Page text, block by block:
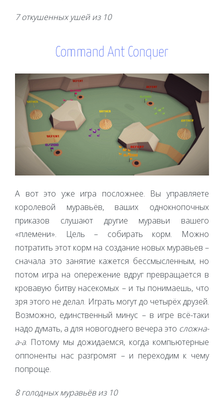
7 откушенных ушей из 10
Command Ant Conquer
А вот это уже игра посложнее. Вы управляете
королевой муравьёв, ваших однокнопочных
приказов слушают другие муравьи вашего
«племени». Цель – собирать корм. Можно
потратить этот корм на создание новых муравьев –
сначала это занятие кажется бессмысленным, но
потом игра на опережение вдруг превращается в
кровавую битву насекомых – и ты понимаешь, что
зря этого не делал. Играть могут до четырёх друзей.
Возможно, единственный минус – в игре всё-таки
надо думать, а для новогоднего вечера это сложна-
а-а. Потому мы дожидаемся, когда компьютерные
оппоненты нас разгромят – и переходим к чему
попроще.
8 голодных муравьёв из 10